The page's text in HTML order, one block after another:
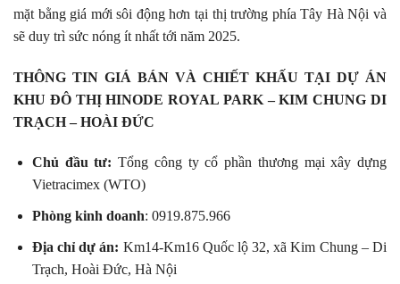
mặt bằng giá mới sôi động hơn tại thị trường phía Tây Hà Nội và
sẽ duy trì sức nóng ít nhất tới năm 2025.
THÔNG TIN GIÁ BÁN VÀ CHIẾT KHẤU TẠI DỰ ÁN
KHU ĐÔ THỊ HINODE ROYAL PARK – KIM CHUNG DI
TRẠCH – HOÀI ĐỨC
Chủ đầu tư: Tổng công ty cổ phần thương mại xây dựng
Vietracimex (WTO)
Phòng kinh doanh: 0919.875.966
Địa chỉ dự án: Km14-Km16 Quốc lộ 32, xã Kim Chung – Di
Trạch, Hoài Đức, Hà Nội